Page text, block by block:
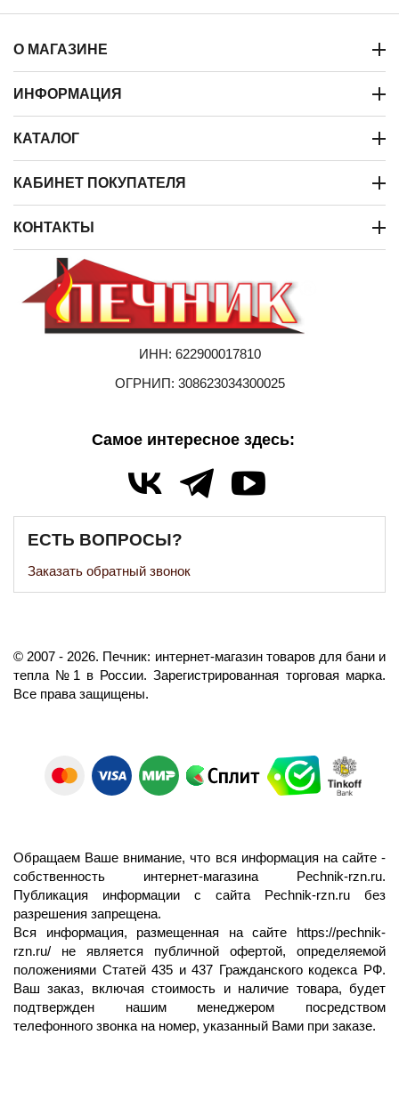
О МАГАЗИНЕ
ИНФОРМАЦИЯ
КАТАЛОГ
КАБИНЕТ ПОКУПАТЕЛЯ
КОНТАКТЫ
ИНН: 622900017810
ОГРНИП: 308623034300025
Самое интересное здесь:
ЕСТЬ ВОПРОСЫ?
Заказать обратный звонок
©️ 2007 - 2026. Печник: интернет-магазин товаров для бани и
тепла №1 в России. Зарегистрированная торговая марка.
Все права защищены.
Обращаем Ваше внимание, что вся информация на сайте -
собственность интернет-магазина Pechnik-rzn.ru.
Публикация информации с сайта Pechnik-rzn.ru без
разрешения запрещена.
Вся информация, размещенная на сайте https://pechnik-
rzn.ru/ не является публичной офертой, определяемой
положениями Статей 435 и 437 Гражданского кодекса РФ.
Ваш заказ, включая стоимость и наличие товара, будет
подтвержден нашим менеджером посредством
телефонного звонка на номер, указанный Вами при заказе.